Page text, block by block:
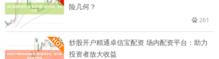
险几何？
261
炒股开户精通卓信宝配资 场内配资平台：助力
投资者放大收益